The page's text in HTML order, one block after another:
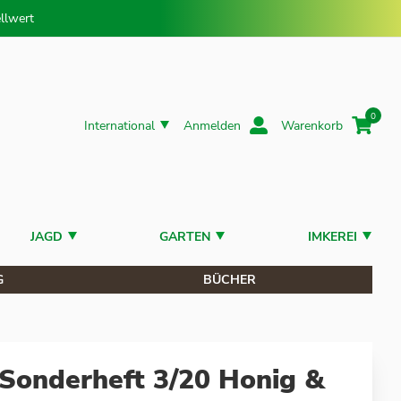
International Anmelden Warenkorb
0
JAGD GARTEN IMKEREI
BÜCHER
3/20 Honig &